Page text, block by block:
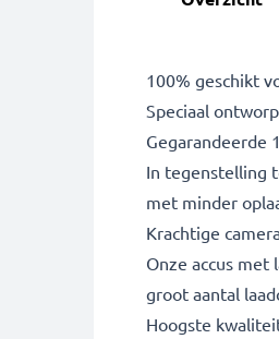
100% geschikt
Speciaal
Gegarandeerde
In tegenstelling
met minder
Krachtige
Onze accus
groot aantal
Hoogste